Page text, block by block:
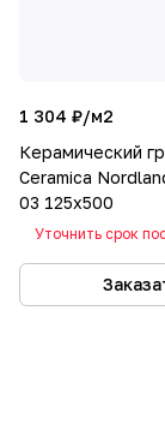
1 304 ₽/м2
Керамический
Ceramica
03 125x500
Уточнить срок